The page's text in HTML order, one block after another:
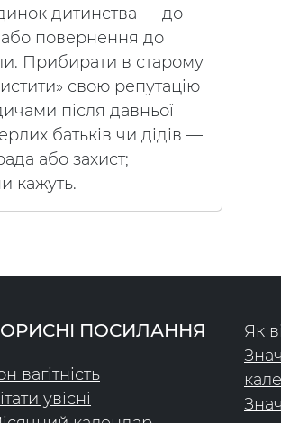
дитинства — до
або повернення до
Прибирати в старому
свою репутацію
після давньої
батьків чи дідів —
або захист;
кажуть.
ПОСИЛАННЯ
вагітність
увісні
Як